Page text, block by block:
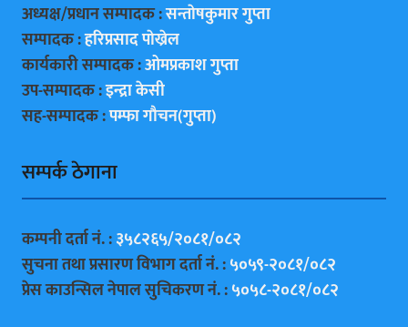
अध्यक्ष/प्रधान सम्पादक :सन्ताेषकुमार गुप्ता
सम्पादक :हरिप्रसाद पाेख्रेल
कार्यकारी सम्पादक :ओमप्रकाश गुप्ता
उप-सम्पादक :इन्द्रा केसी
सह-सम्पादक :पम्फा गाैचन(गुप्ता)
सम्पर्क ठेगाना
कम्पनी दर्ता नं. :३५८२६५/२०८१/०८२
सुचना तथा प्रसारण विभाग दर्ता नं. :५०५९-२०८१/०८२
प्रेस काउन्सिल नेपाल सुचिकरण नं. :५०५८-२०८१/०८२